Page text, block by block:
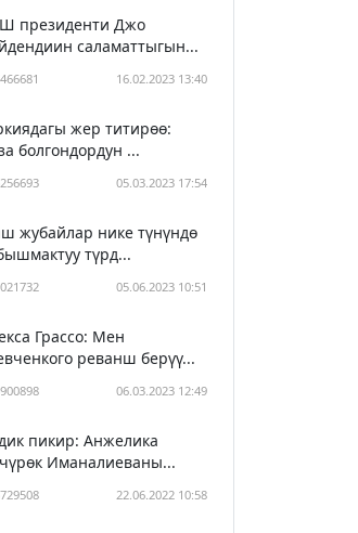
президенти Джо
саламаттыгын...
16.02.2023 13:40
жер титирөө:
болгондордун ...
05.03.2023 17:54
жубайлар нике түнүндө
түрд...
05.06.2023 10:51
Грассо: Мен
реванш берүү...
06.03.2023 12:49
пикир: Анжелика
Иманалиеваны...
22.06.2022 10:58